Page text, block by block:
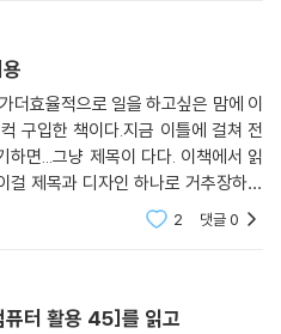
· 142
145
방법 148
적인 이메일 사용법]
싶은 분
설정하고 싶은 분
분
더효율적으로 일을 하고싶은 맘에 이
구입한 책이다.지금 이틀에 걸쳐 전
면...그냥 제목이 다다. 이책에서 읽
걸 제목과 디자인 하나로 거추장하게
2 댓글0
퓨터 활용 45]를 읽고